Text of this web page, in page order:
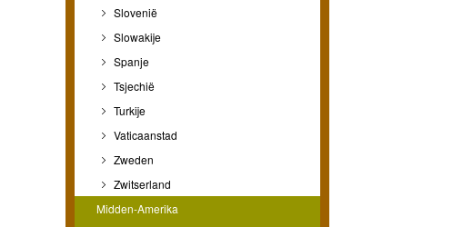
Slovenië
Slowakije
Spanje
Tsjechië
Turkije
Vaticaanstad
Zweden
Zwitserland
Midden-Amerika